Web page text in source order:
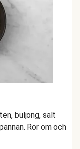
buljong, salt
Rör om och